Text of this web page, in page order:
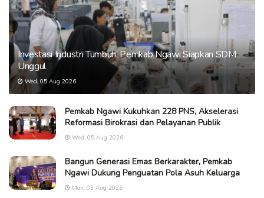
Investasi Industri Tumbuh, Pemkab Ngawi Siapkan SDM
Unggul
Wed, 05 Aug 2026
Pemkab Ngawi Kukuhkan 228 PNS, Akselerasi
Reformasi Birokrasi dan Pelayanan Publik
Wed, 05 Aug 2026
Bangun Generasi Emas Berkarakter, Pemkab
Ngawi Dukung Penguatan Pola Asuh Keluarga
Mon, 03 Aug 2026